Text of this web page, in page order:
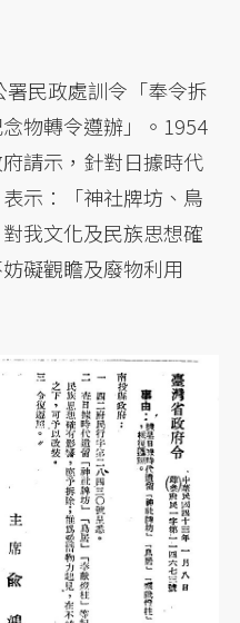
民政處訓令「奉令拆
物轉令遵辦」。1954
請示，針對日據時代
示：「神社牌坊、鳥
我文化及民族思想確
礙觀瞻及廢物利用